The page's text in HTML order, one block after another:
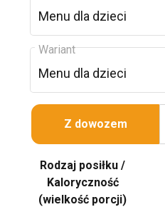
Menu dla dzieci
Menu dla dzieci
Wariant
Z dowozem
Rodzaj posiłku /
Kaloryczność
(wielkość porcji)